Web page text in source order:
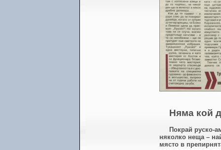
Няма кой
Покрай руско-
няколко неща –
място в